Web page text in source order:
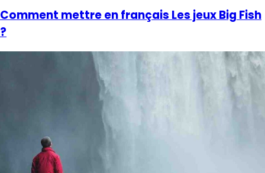
Comment mettre en français Les jeux Big Fish
?